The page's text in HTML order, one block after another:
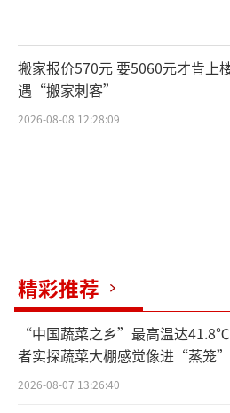
帖子起作用了，手机找到
我的手机找到了
这时，社区群里有人转发
子里的蔬菜包内容和小
样。之后，有志愿者向居
有声音在响，大家循声找
打开一看，里面有部手机
搬家报价570元 要5060元才肯上
遇“搬家刺客”
2026-08-08 12:28:09
精彩推荐
“中国蔬菜之乡”最高温达
者实探蔬菜大棚感觉像进“蒸笼
村民称只能凌晨两点起来干活
2026-08-07 13:26:40